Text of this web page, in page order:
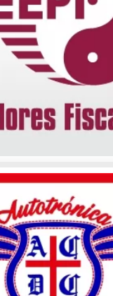
Nuevos y Usados
Eléctricas